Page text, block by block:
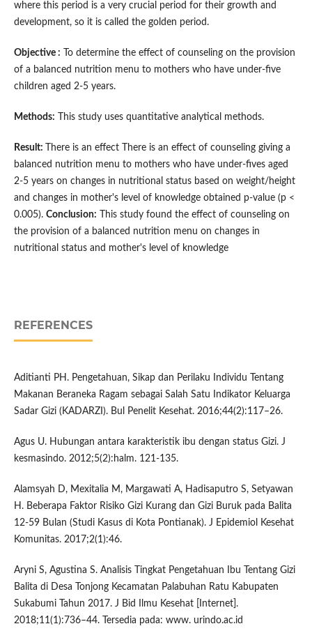
where this period is a very crucial period for their growth and
development, so it is called the golden period.
Objective : To determine the effect of counseling on the provision
of a balanced nutrition menu to mothers who have under-five
children aged 2-5 years.
Methods: This study uses quantitative analytical methods.
Result:
There is an effect There is an effect of counseling giving a
balanced nutrition menu to mothers who have under-fives aged
2-5 years on changes in nutritional status based on weight/height
and changes in mother's level of knowledge obtained p-value (p <
0.005). Conclusion: This study found the effect of counseling on
the provision of a balanced nutrition menu on changes in
nutritional status and mother's level of knowledge
REFERENCES
Aditianti PH. Pengetahuan, Sikap dan Perilaku Individu Tentang
Makanan Beraneka Ragam sebagai Salah Satu Indikator Keluarga
Sadar Gizi (KADARZI). Bul Penelit Kesehat. 2016;44(2):117–26.
Agus U. Hubungan antara karakteristik ibu dengan status Gizi. J
kesmasindo. 2012;5(2):halm. 121-135.
Alamsyah D, Mexitalia M, Margawati A, Hadisaputro S, Setyawan
H. Beberapa Faktor Risiko Gizi Kurang dan Gizi Buruk pada Balita
12-59 Bulan (Studi Kasus di Kota Pontianak). J Epidemiol Kesehat
Komunitas. 2017;2(1):46.
Aryni S, Agustina S. Analisis Tingkat Pengetahuan Ibu Tentang Gizi
Balita di Desa Tonjong Kecamatan Palabuhan Ratu Kabupaten
Sukabumi Tahun 2017. J Bid Ilmu Kesehat [Internet].
2018;11(1):736–44. Tersedia pada: www. urindo.ac.id